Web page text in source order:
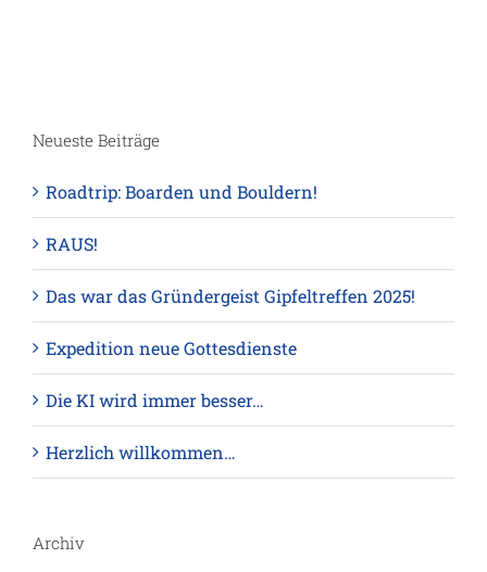
Neueste Beiträge
Roadtrip: Boarden und Bouldern!
RAUS!
Das war das Gründergeist Gipfeltreffen 2025!
Expedition neue Gottesdienste
Die KI wird immer besser…
Herzlich willkommen…
Archiv